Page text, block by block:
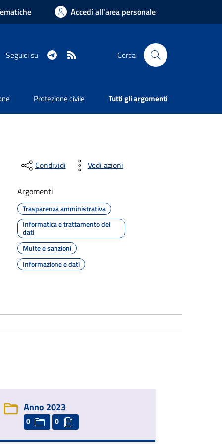
Accedi all'area personale
Seguici su Telegram Cerca
Protezione civile Tutti gli argomenti
Condividi Vedi azioni
Argomenti
Trasparenza amministrativa
Informatica e trattamento dei
dati
Multe e sanzioni
Informazione e dati
Anno 2023
0 0